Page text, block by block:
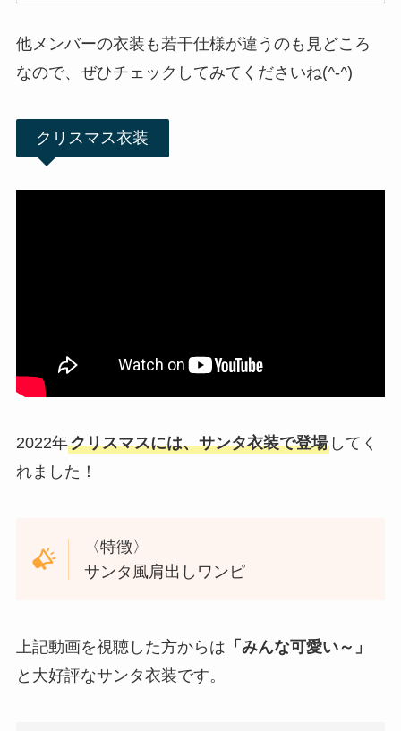
他メンバーの衣装も若干仕様が違うのも見どころ
なので、ぜひチェックしてみてくださいね(^-^)
クリスマス衣装
2022年クリスマスには、サンタ衣装で登場してく
れました！
〈特徴〉
サンタ風肩出しワンピ
上記動画を視聴した方からは 「みんな可愛い～」
と大好評なサンタ衣装です。